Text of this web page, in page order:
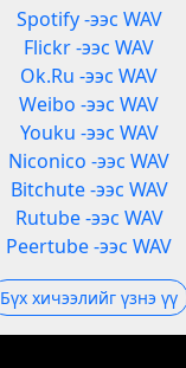
Spotify -ээс WAV
Flickr -ээс WAV
Ok.Ru -ээс WAV
Weibo -ээс WAV
Youku -ээс WAV
Niconico -ээс WAV
Bitchute -ээс WAV
Rutube -ээс WAV
Peertube -ээс WAV
Бүх хичээлийг үзнэ үү